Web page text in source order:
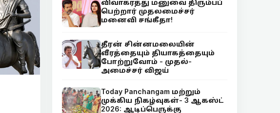
விவாகரத்து மனுவை திரும்பப்
பெற்றார் முதலமைச்சர்
மனைவி சங்கீதா!
தீரன் சின்னமலையின்
வீரத்தையும் தியாகத்தையும்
போற்றுவோம் - முதல்-
அமைச்சர் விஜய்
Today Panchangam மற்றும்
முக்கிய நிகழ்வுகள்- 3 ஆகஸ்ட்
2026: ஆடிப்பெருக்கு